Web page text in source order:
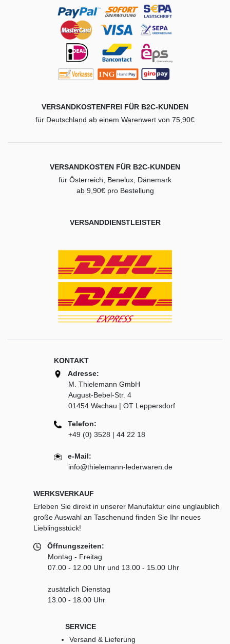
VERSANDKOSTENFREI FÜR B2C-KUNDEN
für Deutschland ab einem Warenwert von 75,90€
VERSANDKOSTEN FÜR B2C-KUNDEN
für Österreich, Benelux, Dänemark
ab 9,90€ pro Bestellung
VERSANDDIENSTLEISTER
KONTAKT
Adresse:
M. Thielemann GmbH
August-Bebel-Str. 4
01454 Wachau | OT Leppersdorf
Telefon:
+49 (0) 3528 | 44 22 18
e-Mail:
info@thielemann-lederwaren.de
WERKSVERKAUF
Erleben Sie direkt in unserer Manufaktur eine unglaublich
große Auswahl an Taschenund finden Sie Ihr neues
Lieblingsstück!
Öffnungszeiten:
Montag - Freitag
07.00 - 12.00 Uhr und 13.00 - 15.00 Uhr
zusätzlich Dienstag
13.00 - 18.00 Uhr
SERVICE
Versand & Lieferung